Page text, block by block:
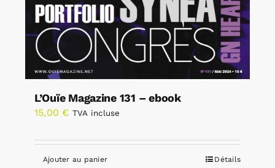
L’Ouïe Magazine 131 – ebook
15,00 € TVA incluse
Ajouter au panier Détails